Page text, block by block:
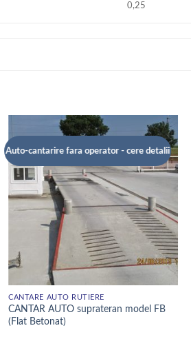
0,25
Auto-cantarire fara operator - cere detalii
CÂNTARE AUTO RUTIERE
CANTAR AUTO suprateran model FB
(Flat Betonat)